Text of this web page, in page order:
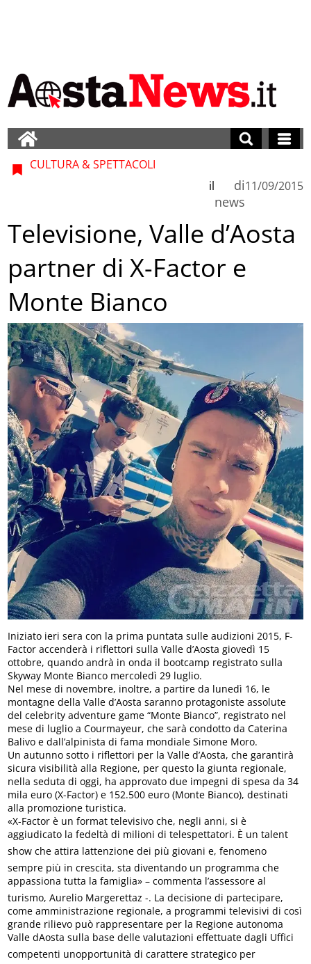
CULTURA & SPETTACOLI
di
news
il 11/09/2015
Televisione, Valle d’Aosta
partner di X-Factor e
Monte Bianco
Iniziato ieri sera con la prima puntata sulle audizioni 2015, F-
Factor accenderà i riflettori sulla Valle d’Aosta giovedì 15
ottobre, quando andrà in onda il bootcamp registrato sulla
Skyway Monte Bianco mercoledì 29 luglio.
Nel mese di novembre, inoltre, a partire da lunedì 16, le
montagne della Valle d’Aosta saranno protagoniste assolute
del celebrity adventure game “Monte Bianco”, registrato nel
mese di luglio a Courmayeur, che sarà condotto da Caterina
Balivo e dall’alpinista di fama mondiale Simone Moro.
Un autunno sotto i riflettori per la Valle d’Aosta, che garantirà
sicura visibilità alla Regione, per questo la giunta regionale,
nella seduta di oggi, ha approvato due impegni di spesa da 34
mila euro (X-Factor) e 152.500 euro (Monte Bianco), destinati
alla promozione turistica.
«X-Factor è un format televisivo che, negli anni, si è
aggiudicato la fedeltà di milioni di telespettatori. È un talent
show che attira lattenzione dei più giovani e, fenomeno
sempre più in crescita, sta diventando un programma che
appassiona tutta la famiglia» – commenta l’assessore al
turismo, Aurelio Margerettaz -. La decisione di partecipare,
come amministrazione regionale, a programmi televisivi di così
grande rilievo può rappresentare per la Regione autonoma
Valle dAosta sulla base delle valutazioni effettuate dagli Uffici
competenti unopportunità di carattere strategico per